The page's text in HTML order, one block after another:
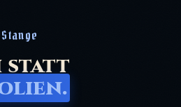
statt